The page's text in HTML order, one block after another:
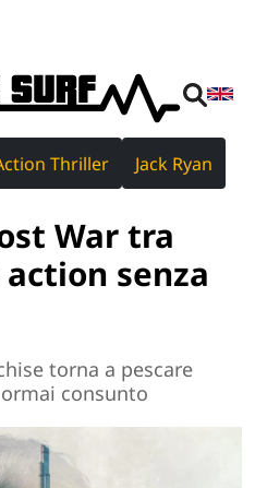
Thriller Jack Ryan
War tra
senza
torna a pescare
consunto